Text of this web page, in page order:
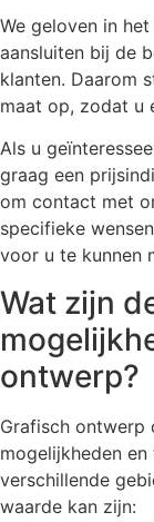
We geloven in
aansluiten bij de
klanten. Daarom
maat op, zodat u
Als u
graag een
om contact met
specifieke
voor u te kunnen
Wat zijn
ontwerp?
Grafisch ontwerp
mogelijkheden
verschillende
waarde kan zijn: